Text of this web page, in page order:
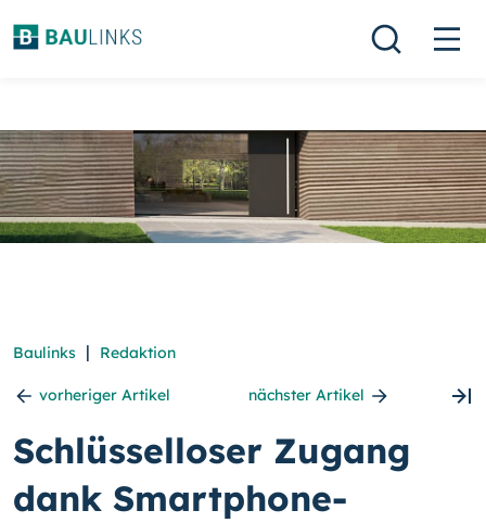
Baulinks | Redaktion
vorheriger Artikel nächster Artikel
Schlüsselloser Zugang
dank Smartphone-